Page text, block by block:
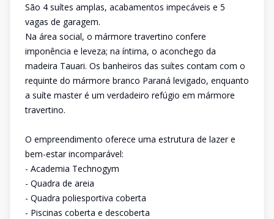
São 4 suítes amplas, acabamentos impecáveis e 5
vagas de garagem.
Na área social, o mármore travertino confere
imponência e leveza; na íntima, o aconchego da
madeira Tauari. Os banheiros das suítes contam com o
requinte do mármore branco Paraná levigado, enquanto
a suíte master é um verdadeiro refúgio em mármore
travertino.
O empreendimento oferece uma estrutura de lazer e
bem-estar incomparável:
- Academia Technogym
- Quadra de areia
- Quadra poliesportiva coberta
- Piscinas coberta e descoberta